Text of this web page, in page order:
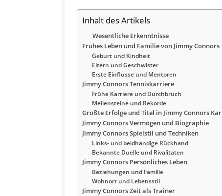
Inhalt des Artikels
Wesentliche Erkenntnisse
Frühes Leben und Familie von Jimmy Connors
Geburt und Kindheit
Eltern und Geschwister
Erste Einflüsse und Mentoren
Jimmy Connors Tenniskarriere
Frühe Karriere und Durchbruch
Meilensteine und Rekorde
Größte Erfolge und Titel in Jimmy Connors
Jimmy Connors Vermögen und Biographie
Jimmy Connors Spielstil und Techniken
Links- und beidhändige Rückhand
Bekannte Duelle und Rivalitäten
Jimmy Connors Persönliches Leben
Beziehungen und Familie
Wohnort und Lebensstil
Jimmy Connors Zeit als Trainer